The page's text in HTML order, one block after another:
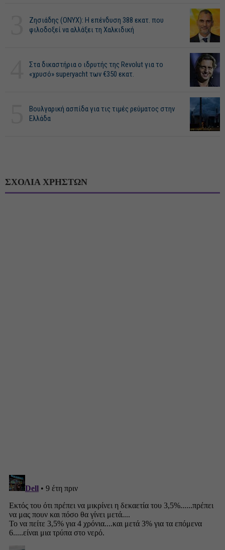
Ζησιάδης (ONYX): Η επένδυση 388 εκατ. που
φιλοδοξεί να αλλάξει τη Χαλκιδική
Στα δικαστήρια ο ιδρυτής της Revolut για το
«χρυσό» superyacht των €350 εκατ.
Βουλγαρική ασπίδα για τις τιμές ρεύματος στην
Ελλάδα
ΣΧΟΛΙΑ ΧΡΗΣΤΩΝ